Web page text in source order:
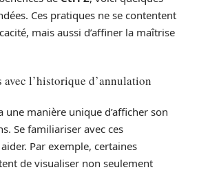
Ces pratiques ne se contentent
mais aussi d’affiner la maîtrise
l’historique d’annulation
une manière unique d’afficher son
Se familiariser avec ces
Par exemple, certaines
de visualiser non seulement